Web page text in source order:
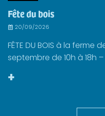
Fête du bois
20/09/2026
FÊTE DU BOIS à la ferme
septembre de 10h à 18h –
+